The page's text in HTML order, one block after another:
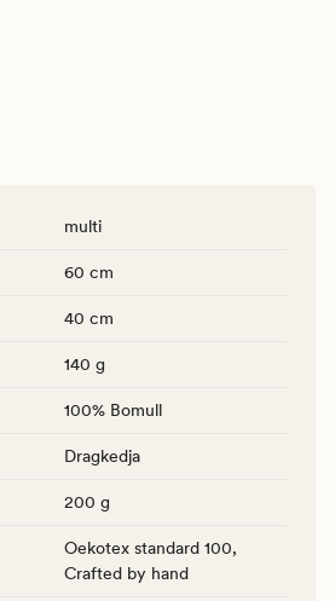
multi
60 cm
40 cm
140 g
100% Bomull
Dragkedja
200 g
Oekotex standard 100,
Crafted by hand